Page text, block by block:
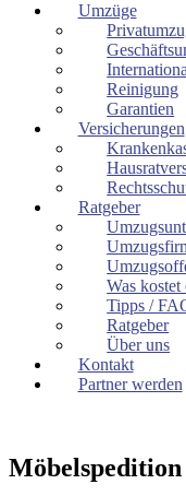
Umzüge
Reinigung
Garantien
Versicherungen
Ratgeber
Was
Tipps /
Ratgeber
Über uns
Kontakt
Partner werden